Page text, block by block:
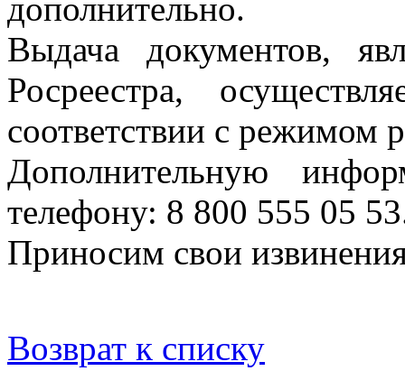
дополнительно.
Выдача документов,
Росреестра,
соответствии с
Дополнительную
телефону: 8 800 555 05
Приносим свои
Возврат к списку